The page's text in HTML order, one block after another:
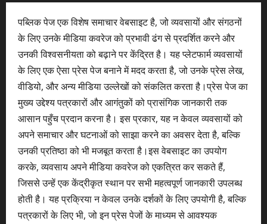
पब्लिक पेज एक विशेष समाचार वेबसाइट है, जो व्यवसायों और संगठनों
के लिए उनके मीडिया कवरेज को प्रभावी ढंग से प्रदर्शित करने और
उनकी विश्वसनीयता को बढ़ाने पर केंद्रित है। यह प्लेटफार्म व्यवसायों
के लिए एक ऐसा प्रेस पेज बनाने में मदद करता है, जो उनके प्रेस लेख,
वीडियो, और अन्य मीडिया उल्लेखों को संकलित करता है।प्रेस पेज का
मुख्य उद्देश्य पत्रकारों और आगंतुकों को प्रासंगिक जानकारी तक
आसान पहुँच प्रदान करना है। इस प्रकार, यह न केवल व्यवसायों को
अपने समाचार और घटनाओं को साझा करने का अवसर देता है, बल्कि
उनकी प्रतिष्ठा को भी मजबूत करता है।इस वेबसाइट का उपयोग
करके, व्यवसाय अपने मीडिया कवरेज को एकत्रित कर सकते हैं,
जिससे उन्हें एक केंद्रीकृत स्थान पर सभी महत्वपूर्ण जानकारी उपलब्ध
होती है। यह प्रक्रिया न केवल उनके दर्शकों के लिए उपयोगी है, बल्कि
पत्रकारों के लिए भी, जो इन प्रेस पेजों के माध्यम से आवश्यक